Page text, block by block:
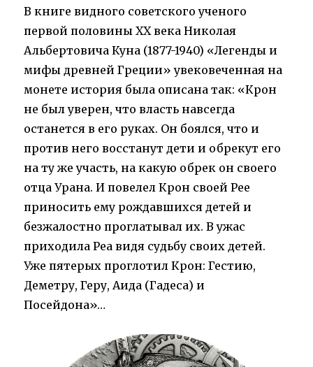
В книге видного советского ученого
первой половины ХХ века Николая
Альбертовича Куна (1877-1940) «Легенды и
мифы древней Греции» увековеченная на
монете история была описана так: «Крон
не был уверен, что власть навсегда
останется в его руках. Он боялся, что и
против него восстанут дети и обрекут его
на ту же участь, на какую обрек он своего
отца Урана. И повелел Крон своей Рее
приносить ему рождавшихся детей и
безжалостно проглатывал их. В ужас
приходила Реа видя судьбу своих детей.
Уже пятерых проглотил Крон: Гестию,
Деметру, Геру, Аида (Гадеса) и
Посейдона»…